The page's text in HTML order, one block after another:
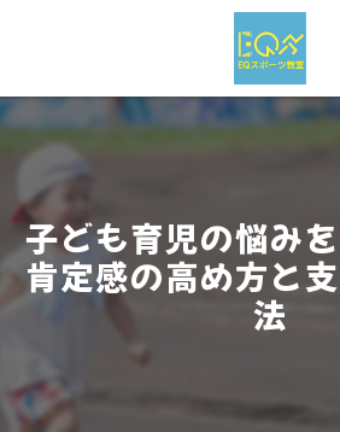
子ども育児の悩み
肯定感の高め方と
法